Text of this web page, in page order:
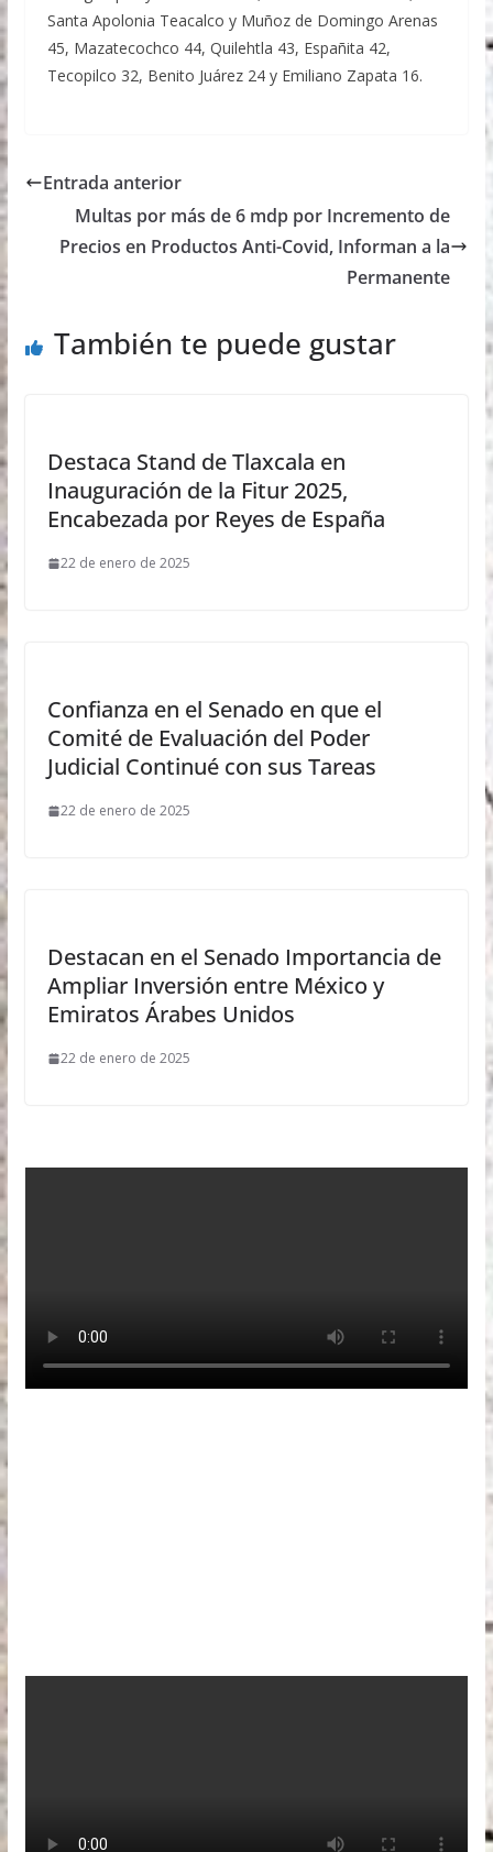
Santa Apolonia Teacalco y Muñoz de Domingo Arenas
45, Mazatecochco 44, Quilehtla 43, Españita 42,
Tecopilco 32, Benito Juárez 24 y Emiliano Zapata 16.
Entrada anterior
Multas por más de 6 mdp por Incremento de
Precios en Productos Anti-Covid, Informan a la
Permanente
También te puede gustar
Destaca Stand de Tlaxcala en
Inauguración de la Fitur 2025,
Encabezada por Reyes de España
22 de enero de 2025
Confianza en el Senado en que el
Comité de Evaluación del Poder
Judicial Continué con sus Tareas
22 de enero de 2025
Destacan en el Senado Importancia de
Ampliar Inversión entre México y
Emiratos Árabes Unidos
22 de enero de 2025